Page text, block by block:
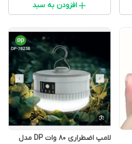
افزودن به سبد
لامپ اضطراری 80 وات DP مدل